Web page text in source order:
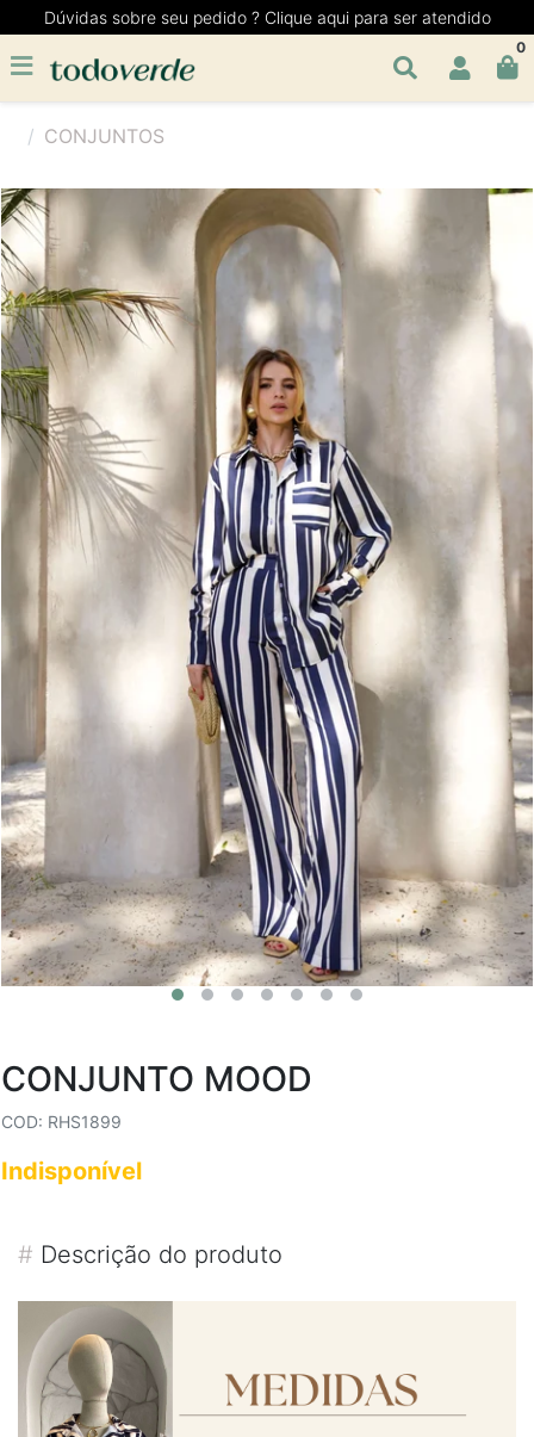
Dúvidas sobre seu pedido ? Clique aqui para ser atendido
0
CONJUNTOS
CONJUNTO MOOD
COD: RHS1899
Indisponível
# Descrição do produto